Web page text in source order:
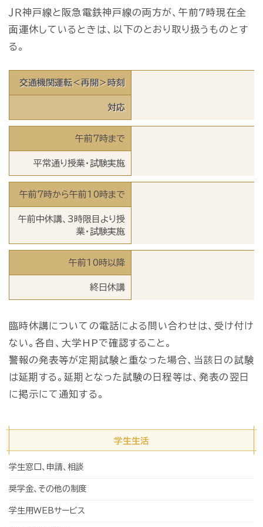
ＪＲ神戸線と阪急電鉄神戸線の両方が、午前７時現在全
面運休しているときは、以下のとおり取り扱うものとす
る。
交通機関運転＜再開＞時刻
対応
午前7時まで
平常通り授業・試験実施
午前7時から午前10時まで
午前中休講、3時限目より授
業・試験実施
午前10時以降
終日休講
臨時休講についての電話による問い合わせは、受け付け
ない。各自、大学HPで確認すること。
警報の発表等が定期試験と重なった場合、当該日の試験
は延期する。延期となった試験の日程等は、発表の翌日
に掲示にて通知する。
学生生活
学生窓口、申請、相談
奨学金、その他の制度
学生用WEBサービス